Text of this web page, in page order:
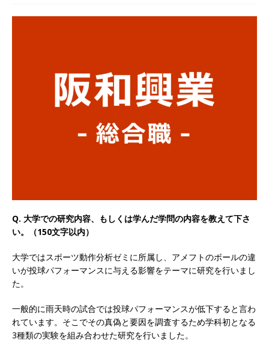
学生を求めアスキヤリ限定イベント開催!! 】 世界
以上営業増益を達成 ｜ プライム上場 ｜ カプコン
体育会積極採用企業
インターン!! 】 M&A仲介業 ｜ 入社2年目の参考
体育会積極採用企業
[ 2026年5月15日 ] 【 28卒 ｜ インターンシップ
グループ企業 ｜ 日本トップレベルの企業へ幅広
500万スタート ｜ 土日祝休み ｜ 東京勤務 ｜ ク
オンツ・コンサルティング
Q. 大学での研究内容、もしくは学んだ学問の内容を教えて下さ
い。（150文字以内）
大学ではスポーツ動作分析ゼミに所属し、アメフトのボールの違
いが投球パフォーマンスに与える影響をテーマに研究を行いまし
た。
一般的に雨天時の試合では投球パフォーマンスが低下すると言わ
れています。そこでその真偽と要因を調査するため学科初となる
3種類の実験を組み合わせた研究を行いました。